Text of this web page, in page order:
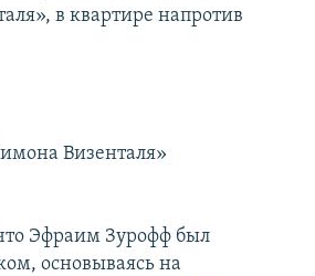
в квартире напротив
Визенталя»
Эфраим Зурофф был
основываясь на